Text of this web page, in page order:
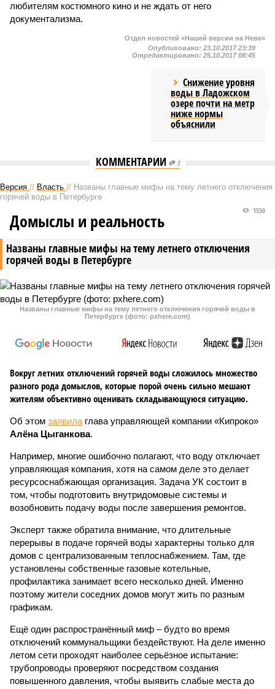
любителям костюмного кино и не ждать от него
документализма.
Отдел новостей «Нашей версии на Неве»
Опубликовано: 23.10.2017 23:39
Отредактировано: 25.10.2017 08:45
Снижение уровня
воды в Ладожском
озере почти на метр
ниже нормы
объяснили
КОММЕНТАРИИ 0
Версия // Власть // Названы главные мифы на тему летнего отключения
горячей воды в Петербурге
Названы главные мифы на тему летнего отключения
горячей воды в Петербурге
1550
Домыслы и реальность
Названы главные мифы на тему летнего отключения горячей воды в
Петербурге (фото: pxhere.com)
Вокруг летних отключений горячей воды сложилось множество
разного рода домыслов, которые порой очень сильно мешают
жителям объективно оценивать складывающуюся ситуацию.
Об этом заявила глава управляющей компании «Кипроко»
Алёна Цыганкова.
Например, многие ошибочно полагают, что воду отключает
управляющая компания, хотя на самом деле это делает
ресурсоснабжающая организация. Задача УК состоит в
том, чтобы подготовить внутридомовые системы и
возобновить подачу воды после завершения ремонтов.
Эксперт также обратила внимание, что длительные
перерывы в подаче горячей воды характерны только для
домов с централизованным теплоснабжением. Там, где
установлены собственные газовые котельные,
профилактика занимает всего несколько дней. Именно
поэтому жители соседних домов могут жить по разным
графикам.
Ещё один распространённый миф – будто во время
отключений коммунальщики бездействуют. На деле именно
летом сети проходят наиболее серьёзное испытание:
трубопроводы проверяют посредством создания
повышенного давления, чтобы выявить слабые места до